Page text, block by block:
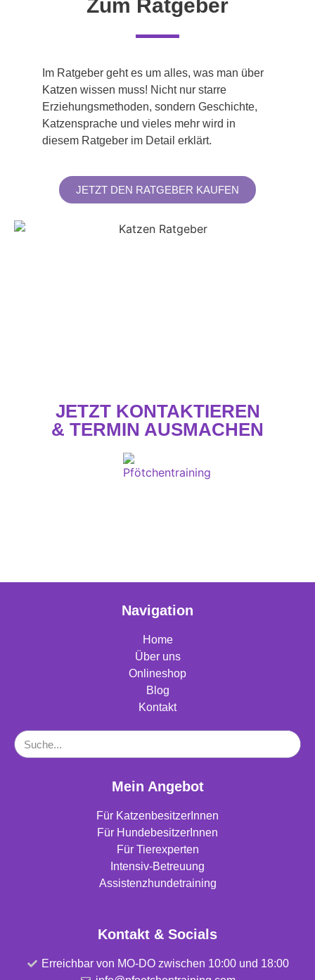
Zum Ratgeber
Im Ratgeber geht es um alles, was man über
Katzen wissen muss! Nicht nur starre
Erziehungsmethoden, sondern Geschichte,
Katzensprache und vieles mehr wird in
diesem Ratgeber im Detail erklärt.
JETZT DEN RATGEBER KAUFEN
JETZT KONTAKTIEREN
& TERMIN AUSMACHEN
Navigation
Home
Über uns
Onlineshop
Blog
Kontakt
Mein Angebot
Für KatzenbesitzerInnen
Für HundebesitzerInnen
Für Tierexperten
Intensiv-Betreuung
Assistenzhundetraining
Kontakt & Socials
Erreichbar von MO-DO zwischen 10:00 und 18:00